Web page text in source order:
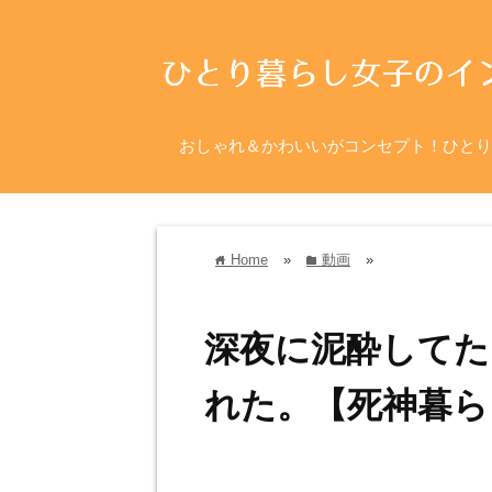
おしゃれ＆かわいいがコンセプト！ひと
home Home » folder 動画 »
深夜に泥酔して
れた。【死神暮